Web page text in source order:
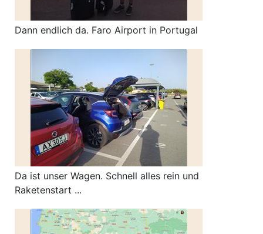
Dann endlich da. Faro Airport in Portugal
Da ist unser Wagen. Schnell alles rein und
Raketenstart ...